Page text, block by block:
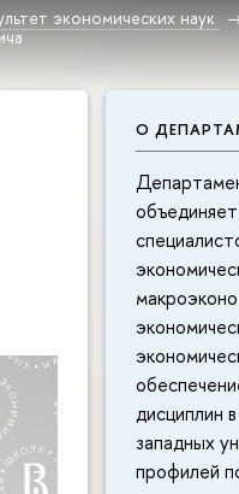
экономических наук
О
дисциплин
западных
профилей